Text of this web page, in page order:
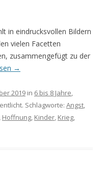
in eindrucksvollen Bildern
vielen Facetten
zusammengefügt zu der
→
2019 in 6 bis 8 Jahre,
Schlagworte: Angst,
, Hoffnung, Kinder, Krieg,